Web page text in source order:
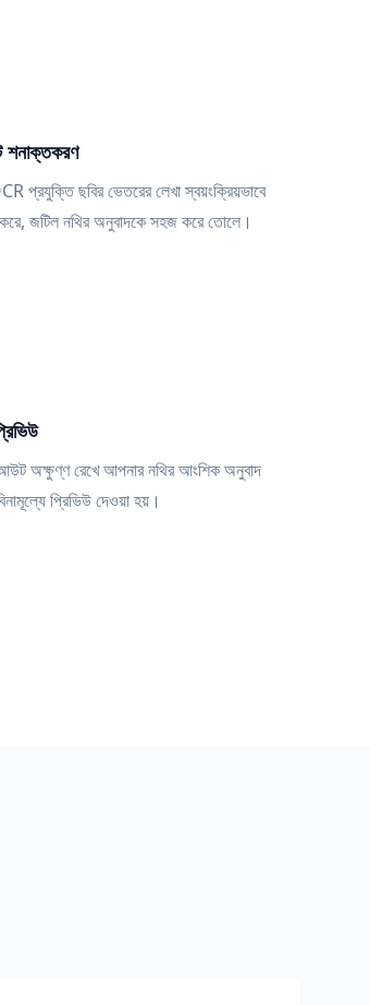
শনাক্তকরণ
প্রযুক্তি ছবির ভেতরের লেখা স্বয়ংক্রিয়ভাবে
জটিল নথির অনুবাদকে সহজ করে তোলে।
অক্ষুণ্ণ রেখে আপনার নথির আংশিক অনুবাদ
প্রিভিউ দেওয়া হয়।